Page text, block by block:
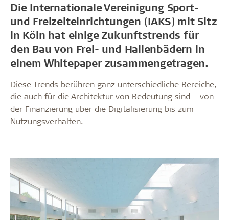
Die Internationale Vereinigung Sport-
und Freizeiteinrichtungen (IAKS) mit Sitz
in Köln hat einige Zukunftstrends für
den Bau von Frei- und Hallenbädern in
einem Whitepaper zusammengetragen.
Diese Trends berühren ganz unterschiedliche Bereiche,
die auch für die Architektur von Bedeutung sind – von
der Finanzierung über die Digitalisierung bis zum
Nutzungsverhalten.